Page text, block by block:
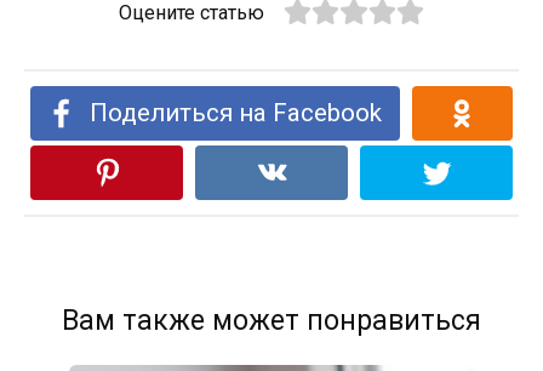
Оцените статью
Поделиться на Facebook
Вам также может понравиться